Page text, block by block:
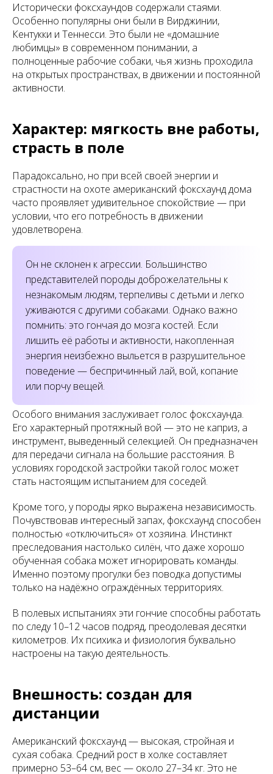
Исторически фоксхаундов содержали стаями.
Особенно популярны они были в Вирджинии,
Кентукки и Теннесси. Это были не «домашние
любимцы» в современном понимании, а
полноценные рабочие собаки, чья жизнь проходила
на открытых пространствах, в движении и постоянной
активности.
Характер: мягкость вне работы,
страсть в поле
Парадоксально, но при всей своей энергии и
страстности на охоте американский фоксхаунд дома
часто проявляет удивительное спокойствие — при
условии, что его потребность в движении
удовлетворена.
Он не склонен к агрессии. Большинство
представителей породы доброжелательны к
незнакомым людям, терпеливы с детьми и легко
уживаются с другими собаками. Однако важно
помнить: это гончая до мозга костей. Если
лишить её работы и активности, накопленная
энергия неизбежно выльется в разрушительное
поведение — беспричинный лай, вой, копание
или порчу вещей.
Особого внимания заслуживает голос фоксхаунда.
Его характерный протяжный вой — это не каприз, а
инструмент, выведенный селекцией. Он предназначен
для передачи сигнала на большие расстояния. В
условиях городской застройки такой голос может
стать настоящим испытанием для соседей.
Кроме того, у породы ярко выражена независимость.
Почувствовав интересный запах, фоксхаунд способен
полностью «отключиться» от хозяина. Инстинкт
преследования настолько силён, что даже хорошо
обученная собака может игнорировать команды.
Именно поэтому прогулки без поводка допустимы
только на надёжно ограждённых территориях.
В полевых испытаниях эти гончие способны работать
по следу 10–12 часов подряд, преодолевая десятки
километров. Их психика и физиология буквально
настроены на такую деятельность.
Внешность: создан для
дистанции
Американский фоксхаунд — высокая, стройная и
сухая собака. Средний рост в холке составляет
примерно 53–64 см, вес — около 27–34 кг. Это не